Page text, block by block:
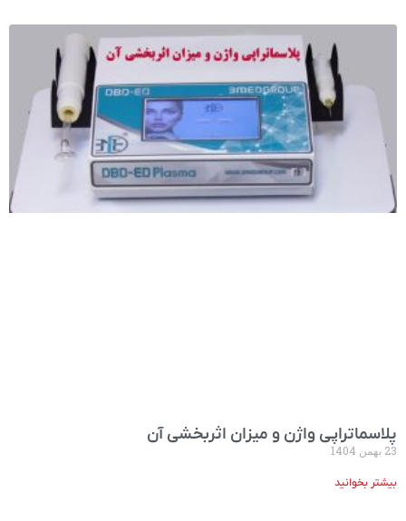
پلاسما‌تراپی واژن و میزان اثربخشی آن
23 بهمن 1404
بیشتر بخوانید